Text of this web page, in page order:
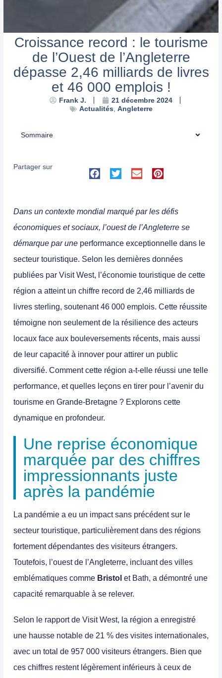
Croissance record : le tourisme
de l’Ouest de l’Angleterre
dépasse 2,46 milliards de livres
et 46 000 emplois !
Frank J.
21 décembre 2024
Actualités, Angleterre
Sommaire
Partager sur
Dans un contexte mondial marqué par les défis
économiques et sociaux, l’ouest de l’Angleterre se
démarque par une performance exceptionnelle dans le
secteur touristique. Selon les dernières données
publiées par Visit West, l’économie touristique de cette
région a atteint un chiffre record de 2,46 milliards de
livres sterling, soutenant46 000 emplois. Cette réussite
témoigne non seulement de la résilience des acteurs
locaux face aux bouleversements récents, mais aussi
de leur capacité à innover pour attirer un public
diversifié. Comment cette région a-t-elle réussi une telle
performance, et quelles leçons en tirer pour l’avenir du
tourisme en Grande-Bretagne ? Explorons cette
dynamique en profondeur.
Une reprise économique
marquée par des chiffres
impressionnants juste
après la pandémie
La pandémie a eu un impact sans précédent sur le
secteur touristique, particulièrement dans des régions
fortement dépendantes des visiteurs étrangers.
Toutefois, l’ouest de l’Angleterre, incluant des villes
emblématiques comme Bristol et Bath, a démontré une
capacité remarquable à se relever.
Selon le rapport de Visit West, la région a enregistré
une hausse notable de 21 % des visites internationales,
avec un total de 957 000 visiteurs étrangers. Bien que
ces chiffres restent légèrement inférieurs à ceux de